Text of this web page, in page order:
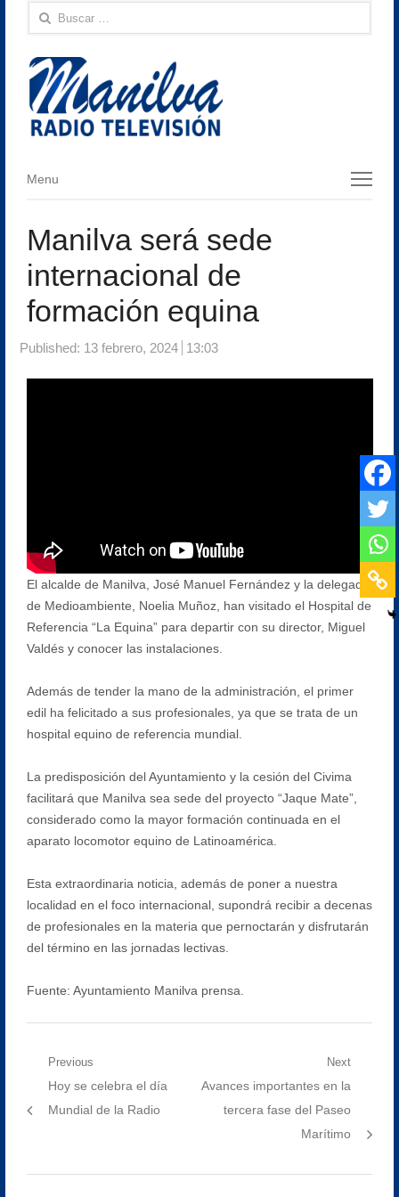
Buscar:
Menu
Menu
Manilva será sede
internacional de
formación equina
Published: 13 febrero, 2024 13:03
El alcalde de Manilva, José Manuel Fernández y la delegada
de Medioambiente, Noelia Muñoz, han visitado el Hospital de
Referencia “La Equina” para departir con su director, Miguel
Valdés y conocer las instalaciones.
Además de tender la mano de la administración, el primer
edil ha felicitado a sus profesionales, ya que se trata de un
hospital equino de referencia mundial.
La predisposición del Ayuntamiento y la cesión del Civima
facilitará que Manilva sea sede del proyecto “Jaque Mate”,
considerado como la mayor formación continuada en el
aparato locomotor equino de Latinoamérica.
Esta extraordinaria noticia, además de poner a nuestra
localidad en el foco internacional, supondrá recibir a decenas
de profesionales en la materia que pernoctarán y disfrutarán
del término en las jornadas lectivas.
Fuente: Ayuntamiento Manilva prensa.
Navegación
Previous
Previous
post:
Hoy se celebra el día
Mundial de la Radio
Next
Next
post:
Avances importantes en la
tercera fase del Paseo
Marítimo